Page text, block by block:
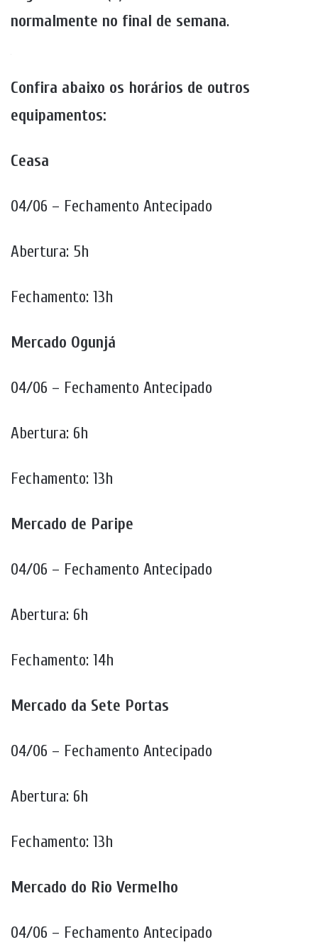
normalmente no final de semana.
Confira abaixo os horários de outros
equipamentos:
Ceasa
04/06 – Fechamento Antecipado
Abertura: 5h
Fechamento: 13h
Mercado Ogunjá
04/06 – Fechamento Antecipado
Abertura: 6h
Fechamento: 13h
Mercado de Paripe
04/06 – Fechamento Antecipado
Abertura: 6h
Fechamento: 14h
Mercado da Sete Portas
04/06 – Fechamento Antecipado
Abertura: 6h
Fechamento: 13h
Mercado do Rio Vermelho
04/06 – Fechamento Antecipado